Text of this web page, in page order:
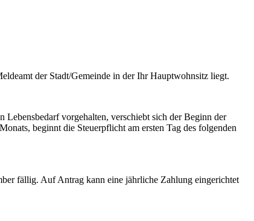
der Stadt/Gemeinde in der Ihr Hauptwohnsitz liegt.
Lebensbedarf vorgehalten, verschiebt sich der Beginn der
beginnt die Steuerpflicht am ersten Tag des folgenden
fällig. Auf Antrag kann eine jährliche Zahlung eingerichtet